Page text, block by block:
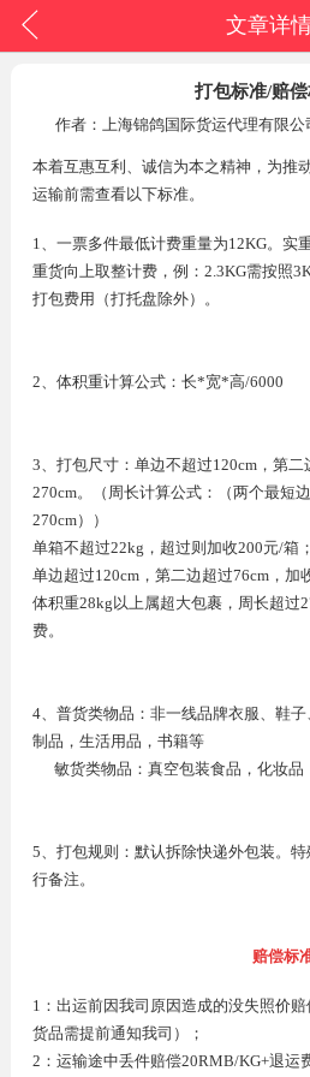
文章详
打包标准/赔
作者：上海锦鸽国际货运代理有限公
本着互惠互利、诚信为本之精神，为推
运输前需查看以下标准。
1、一票多件最低计费重量为12KG。实
重货向上取整计费，例：2.3KG需按照
打包费用（打托盘除外）。
2、体积重计算公式：长*宽*高/6000
3、打包尺寸：单边不超过120cm，第
270cm。（周长计算公式：（两个最短
270cm））
单箱不超过22kg，超过则加收200元/箱；
单边超过120cm，第二边超过76cm，加
体积重28kg以上属超大包裹，周长超过
费。
4、普货类物品：非一线品牌衣服、鞋
制品，生活用品，书籍等
敏货类物品：真空包装食品，化妆品
5、打包规则：默认拆除快递外包装。
行备注。
赔偿标
1：出运前因我司原因造成的没失照价
货品需提前通知我司）；
2：运输途中丢件赔偿20RMB/KG+退运